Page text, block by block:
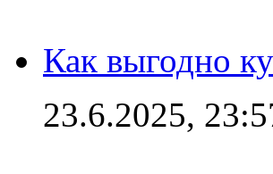
Как выгодно
23.6.2025,